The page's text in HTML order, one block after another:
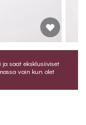
ja saat eksklusiiviset
vain kun olet